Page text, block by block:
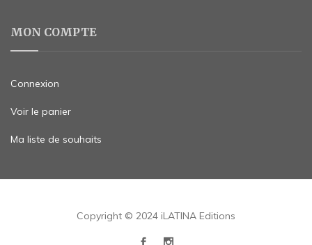
MON COMPTE
Connexion
Voir le panier
Ma liste de souhaits
Copyright © 2024 iLATINA Editions